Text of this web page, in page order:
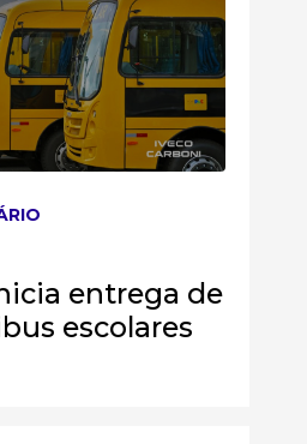
entrega de
escolares